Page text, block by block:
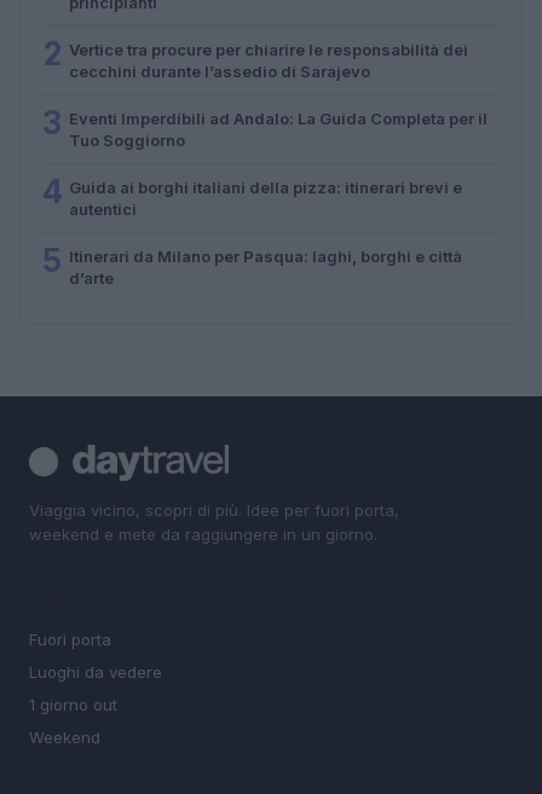
2 Vertice tra procure per chiarire le responsabilità dei
cecchini durante l’assedio di Sarajevo
3 Eventi Imperdibili ad Andalo: La Guida Completa per il
Tuo Soggiorno
4 Guida ai borghi italiani della pizza: itinerari brevi e
autentici
5 Itinerari da Milano per Pasqua: laghi, borghi e città
d’arte
Viaggia vicino, scopri di più. Idee per fuori porta,
weekend e mete da raggiungere in un giorno.
Fuori porta
Luoghi da vedere
1 giorno out
Weekend